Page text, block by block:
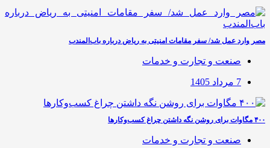
مصر وارد عمل شد/ سفر مقامات امنیتی به ریاض درباره باب‌المندب
صنعت و تجارت و خدمات
7 مرداد 1405
۴۰۰ مگاوات برای روشن نگه داشتن چراغ کسب‌وکار‌ها
صنعت و تجارت و خدمات